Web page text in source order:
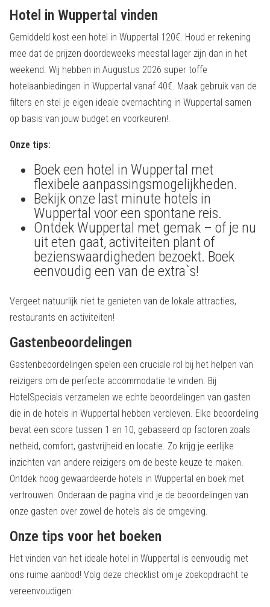
Hotel in Wuppertal vinden
Gemiddeld kost een hotel in Wuppertal 120€. Houd er rekening
mee dat de prijzen doordeweeks meestal lager zijn dan in het
weekend. Wij hebben in Augustus 2026 super toffe
hotelaanbiedingen in Wuppertal vanaf 40€. Maak gebruik van de
filters en stel je eigen ideale overnachting in Wuppertal samen
op basis van jouw budget en voorkeuren!.
Onze tips:
Boek een hotel in Wuppertal met
flexibele aanpassingsmogelijkheden.
Bekijk onze last minute hotels in
Wuppertal voor een spontane reis.
Ontdek Wuppertal met gemak – of je nu
uit eten gaat, activiteiten plant of
bezienswaardigheden bezoekt. Boek
eenvoudig een van de extra`s!
Vergeet natuurlijk niet te genieten van de lokale attracties,
restaurants en activiteiten!
Gastenbeoordelingen
Gastenbeoordelingen spelen een cruciale rol bij het helpen van
reizigers om de perfecte accommodatie te vinden. Bij
HotelSpecials verzamelen we echte beoordelingen van gasten
die in de hotels in Wuppertal hebben verbleven. Elke beoordeling
bevat een score tussen 1 en 10, gebaseerd op factoren zoals
netheid, comfort, gastvrijheid en locatie. Zo krijg je eerlijke
inzichten van andere reizigers om de beste keuze te maken.
Ontdek hoog gewaardeerde hotels in Wuppertal en boek met
vertrouwen. Onderaan de pagina vind je de beoordelingen van
onze gasten over zowel de hotels als de omgeving.
Onze tips voor het boeken
Het vinden van het ideale hotel in Wuppertal is eenvoudig met
ons ruime aanbod! Volg deze checklist om je zoekopdracht te
vereenvoudigen: